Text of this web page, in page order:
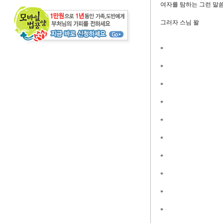
여자를 탐하는 그런 말
그러자 스님 왈
*
*
*
*
*
*
*
*
*
*